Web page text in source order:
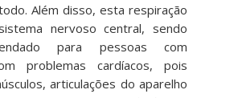
Além disso, esta respiração
nervoso central, sendo
para pessoas com
problemas cardíacos, pois
articulações do aparelho